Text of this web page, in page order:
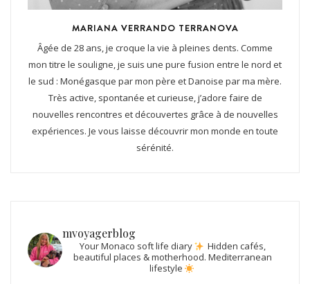
MARIANA VERRANDO TERRANOVA
Âgée de 28 ans, je croque la vie à pleines dents. Comme
mon titre le souligne, je suis une pure fusion entre le nord et
le sud : Monégasque par mon père et Danoise par ma mère.
Très active, spontanée et curieuse, j’adore faire de
nouvelles rencontres et découvertes grâce à de nouvelles
expériences. Je vous laisse découvrir mon monde en toute
sérénité.
mvoyagerblog
Your Monaco soft life diary
Hidden cafés,
beautiful places & motherhood. Mediterranean
lifestyle